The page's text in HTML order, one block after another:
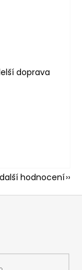
hvězdiček.
doprava
hvězdiček.
hodnocení